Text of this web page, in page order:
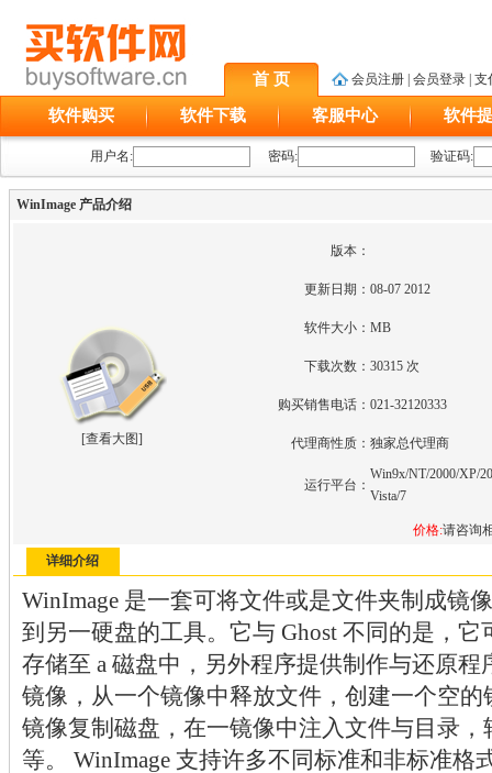
首 页 会员注册 会员登录 支
软件购买 软件下载 客服中心 软件
用户名: 密码: 验证码:
WinImage 产品介绍
[查看大图]
版本：
更新日期：08-07 2012
软件大小：MB
下载次数：30315 次
购买销售电话：021-32120333
代理商性质：独家总代理商
运行平台：
Win9x/NT/2000/XP/
Vista/7
价格:请咨
详细介绍
WinImage 是一套可将文件或是文件夹制成镜
到另一硬盘的工具。它与 Ghost 不同的是，
存储至 a 磁盘中，另外程序提供制作与还原
镜像，从一个镜像中释放文件，创建一个空
镜像复制磁盘，在一镜像中注入文件与目录
等。 WinImage 支持许多不同标准和非标准格